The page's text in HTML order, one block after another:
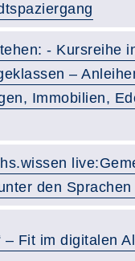
- Kursreihe
–
Immobilien,
den
– Fit im digitalen